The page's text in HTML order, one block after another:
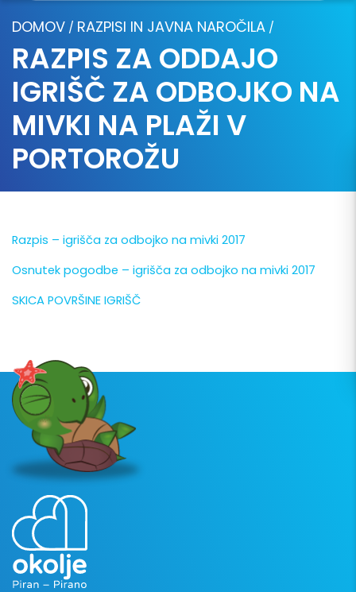
DOMOV / RAZPISI IN JAVNA NAROČILA /
RAZPIS ZA ODDAJO
IGRIŠČ ZA ODBOJKO NA
MIVKI NA PLAŽI V
PORTOROŽU
Razpis – igrišča za odbojko na mivki 2017
Osnutek pogodbe – igrišča za odbojko na mivki 2017
SKICA POVRŠINE IGRIŠČ